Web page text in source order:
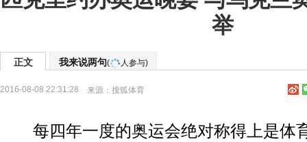
举
正文 我来说两句( 人参与)
2016-08-08 22:31:28 来源： 搜狐体育
每四年一度的奥运会绝对称得上是体